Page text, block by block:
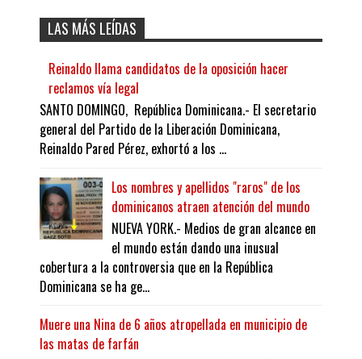
LAS MÁS LEÍDAS
Reinaldo llama candidatos de la oposición hacer
reclamos vía legal
SANTO DOMINGO, República Dominicana.- El secretario
general del Partido de la Liberación Dominicana,
Reinaldo Pared Pérez, exhortó a los ...
Los nombres y apellidos "raros" de los
dominicanos atraen atención del mundo
NUEVA YORK.- Medios de gran alcance en
el mundo están dando una inusual
cobertura a la controversia que en la República
Dominicana se ha ge...
Muere una Nina de 6 años atropellada en municipio de
las matas de farfán